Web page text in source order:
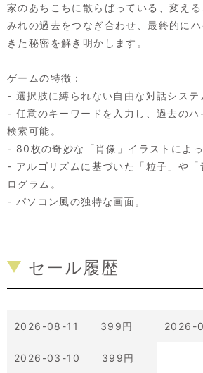
家のあちこちに散らばっている、変え
みれの過去をつなぎ合わせ、最終的に
きた秘密を解き明かします。
ゲームの特徴：
- 選択肢に縛られない自由な対話システ
- 任意のキーワードを入力し、過去のハ
検索可能。
- 80枚の奇妙な「肖像」イラストによっ
- アルゴリズムに基づいた「粒子」や
ログラム。
- パソコン風の独特な画面。
セール履歴
2026-08-11 399円
2026-03-10 399円